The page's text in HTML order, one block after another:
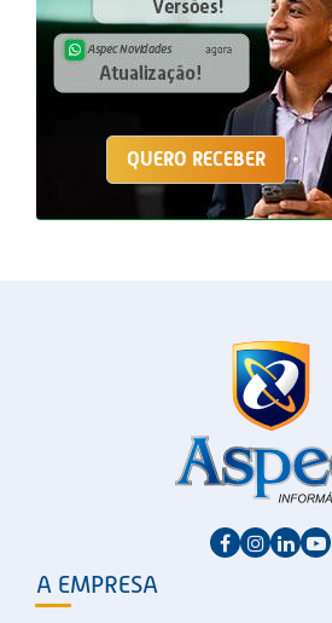
QUERO RECEBER
A EMPRESA